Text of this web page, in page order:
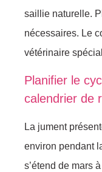
saillie naturelle.
nécessaires. Le
vétérinaire
Planifier le
calendrier de
La jument
environ pendant
s’étend de mars